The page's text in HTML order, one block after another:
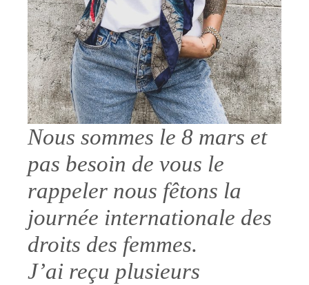
Nous sommes le 8 mars et
pas besoin de vous le
rappeler nous fêtons la
journée internationale des
droits des femmes.
J’ai reçu plusieurs